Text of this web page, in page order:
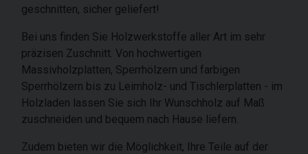
geschnitten, sicher geliefert!
Bei uns finden Sie Holzwerkstoffe aller Art im sehr
präzisen Zuschnitt. Von hochwertigen
Massivholzplatten, Sperrhölzern und farbigen
Sperrhölzern bis zu Leimholz- und Tischlerplatten - im
Holzladen lassen Sie sich Ihr Wunschholz auf Maß
zuschneiden und bequem nach Hause liefern.
Zudem bieten wir die Möglichkeit, Ihre Teile auf der